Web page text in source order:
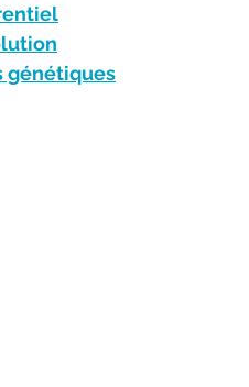
génétiques